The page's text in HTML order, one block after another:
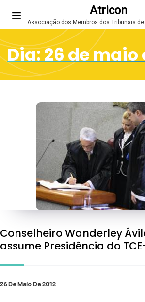
Atricon
Associação dos Membros dos Tribunais de
Dia:26 de maio
Conselheiro Wanderley
assume Presidência do
26 De Maio De 2012